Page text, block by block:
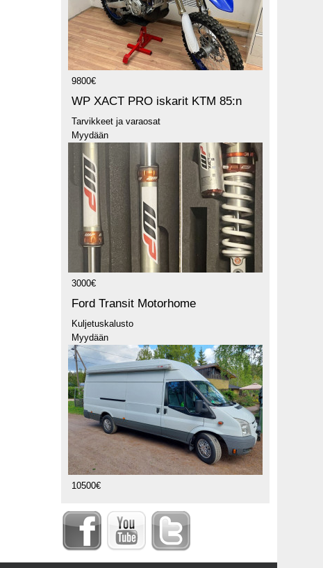
9800€
WP XACT PRO iskarit KTM 85:n
Tarvikkeet ja varaosat
Myydään
3000€
Ford Transit Motorhome
Kuljetuskalusto
Myydään
10500€